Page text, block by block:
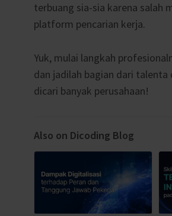
terbuang sia-sia karena salah
platform pencarian kerja.
Yuk, mulai langkah
dan jadilah bagian dari talenta
dicari banyak perusahaan!
Also on Dicoding Blog